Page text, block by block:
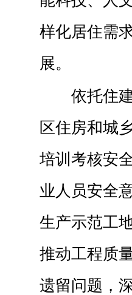
样化居住需
展。
依托住
区住房和城
培训考核安
业人员安全
生产示范工
推动工程质
遗留问题，